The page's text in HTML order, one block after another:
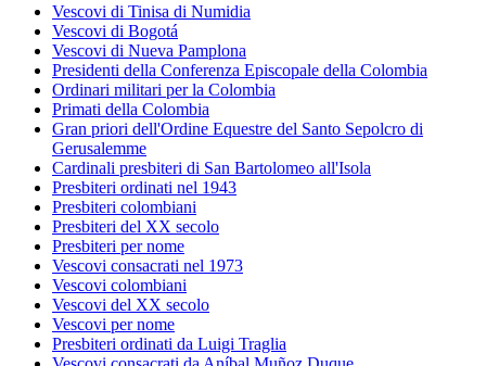
Vescovi di Tinisa di Numidia
Vescovi di Bogotá
Vescovi di Nueva Pamplona
Presidenti della Conferenza Episcopale della Colombia
Ordinari militari per la Colombia
Primati della Colombia
Gran priori dell'Ordine Equestre del Santo Sepolcro di
Gerusalemme
Cardinali presbiteri di San Bartolomeo all'Isola
Presbiteri ordinati nel 1943
Presbiteri colombiani
Presbiteri del XX secolo
Presbiteri per nome
Vescovi consacrati nel 1973
Vescovi colombiani
Vescovi del XX secolo
Vescovi per nome
Presbiteri ordinati da Luigi Traglia